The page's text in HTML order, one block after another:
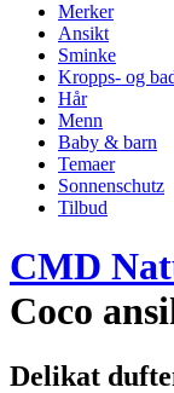
Merker
Ansikt
Sminke
Kropps- og
Hår
Menn
Baby & barn
Temaer
Sonnenschutz
Tilbud
CMD
Coco
Delikat